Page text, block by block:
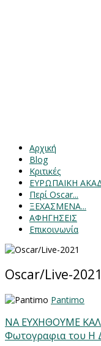
Αρχική
Blog
Κριτικές
ΕΥΡΩΠΑΙΚΗ
Περί Oscar...
ΞΕΧΑΣΜΕΝΑ...
ΑΦΗΓΗΣΕΙΣ
Επικοινωνία
Oscar/Live-
Pantimo
ΝΑ ΕΥΧΗΘΟΥΜΕ
Φωτογραφια του Η